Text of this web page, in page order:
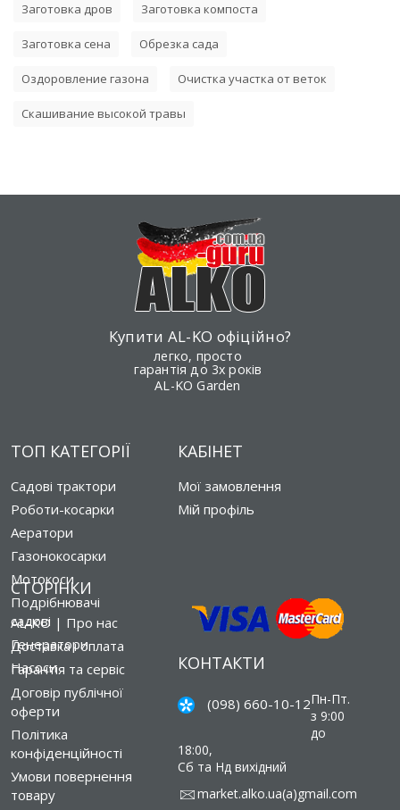
Заготовка дров Заготовка компоста
Заготовка сена Обрезка сада
Оздоровление газона Очистка участка от веток
Скашивание высокой травы
Купити AL-KO офіційно?
легко, просто
гарантія до 3х років
AL-KO Garden
ТОП КАТЕГОРІЇ
Садові трактори
Роботи-косарки
Аератори
Газонокосарки
Мотокоси
Подрібнювачі
садові
Генератори
Насоси
СТОРІНКИ
AL-KO | Про нас
Доставка і оплата
Гарантія та сервіс
Договір публічної
оферти
Політика
конфіденційності
Умови повернення
товару
КАБІНЕТ
Мої замовлення
Мій профіль
КОНТАКТИ
(098) 660-10-12Пн-Пт.
з 9:00
до
18:00,
Сб та Нд вихідний
market.alko.ua(a)gmail.com